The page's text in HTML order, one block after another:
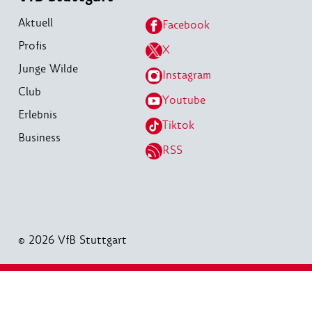
Aktuell
Profis
Junge Wilde
Club
Erlebnis
Business
Facebook
X
Instagram
Youtube
Tiktok
RSS
© 2026 VfB Stuttgart